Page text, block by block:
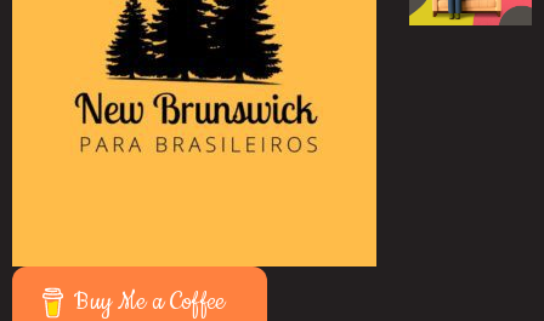
Buy Me a Coffee